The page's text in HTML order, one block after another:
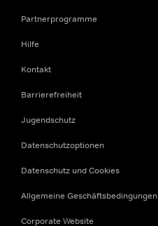
Partnerprogramme
Hilfe
Kontakt
Barrierefreiheit
Jugendschutz
Datenschutzoptionen
Datenschutz und Cookies
Allgemeine Geschäftsbedingungen
Corporate Website